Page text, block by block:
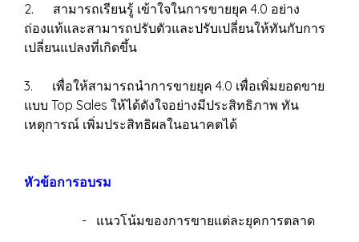
2. สามารถเรียนรู้ เข้าใจในการขายยุค 4.0 อย่าง
ถ่องแท้และสามารถปรับตัวและปรับเปลี่ยนให้ทันกับการ
เปลี่ยนแปลงที่เกิดขึ้น
3. เพื่อให้สามารถนำการขายยุค 4.0 เพื่อเพิ่มยอดขาย
แบบ Top Sales ให้ได้ดังใจอย่างมีประสิทธิภาพ ทัน
เหตุการณ์ เพิ่มประสิทธิผลในอนาคตได้
หัวข้อการอบรม
- แนวโน้มของการขายแต่ละยุคการตลาด